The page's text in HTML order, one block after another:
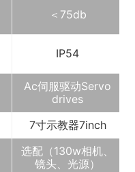
＜75db
IP54
Ac伺服驱动Servo
drives
7寸示教器7inch
选配（130w相机、
镜头、光源）